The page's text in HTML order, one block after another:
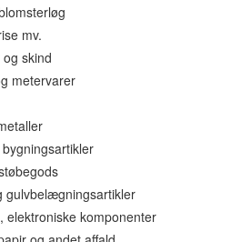
mv.
skind
metervarer
gulvbelægningsartikler
elektroniske komponenter